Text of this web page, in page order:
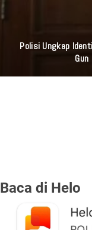
Polisi Ungkap
Baca di Helo